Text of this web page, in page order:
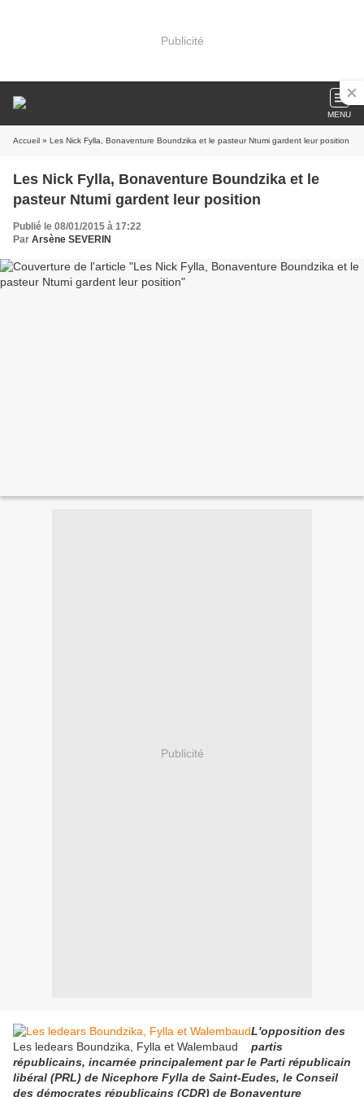
Publicité
MENU
Accueil » Les Nick Fylla, Bonaventure Boundzika et le pasteur Ntumi gardent leur position
Les Nick Fylla, Bonaventure Boundzika et le
pasteur Ntumi gardent leur position
Publié le 08/01/2015 à 17:22
Par Arsène SEVERIN
Publicité
Les ledears Boundzika, Fylla et Walembaud
L'opposition des
partis
républicains, incarnée principalement par le Parti républicain
libéral (PRL) de Nicephore Fylla de Saint-Eudes, le Conseil
des démocrates républicains (CDR) de Bonaventure